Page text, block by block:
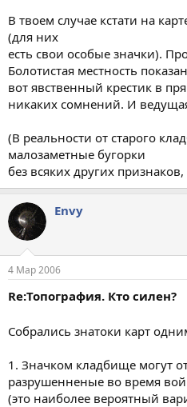
В твоем случае кстати на
(для них
есть свои особые значки).
Болотистая местность
вот явственный крестик в
никаких сомнений. И
(В реальности от старого
малозаметные бугорки
без всяких других
Envy
4 Мар 2006
Re:Топография. Кто силен?
Собрались знатоки карт
1. Значком кладбище могут
разрушенненые во время
(это наиболее вероятный